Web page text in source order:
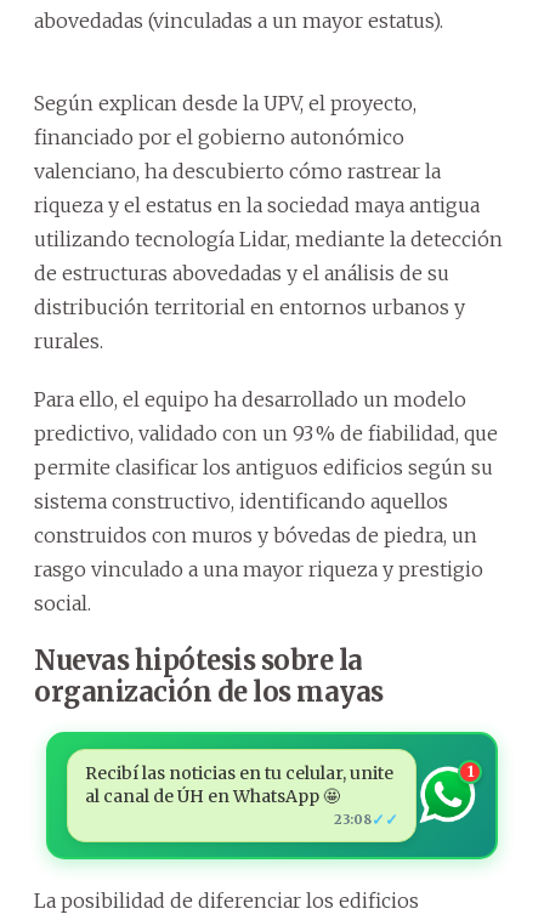
abovedadas (vinculadas a un mayor estatus).
Según explican desde la UPV, el proyecto,
financiado por el gobierno autonómico
valenciano, ha descubierto cómo rastrear la
riqueza y el estatus en la sociedad maya antigua
utilizando tecnología Lidar, mediante la detección
de estructuras abovedadas y el análisis de su
distribución territorial en entornos urbanos y
rurales.
Para ello, el equipo ha desarrollado un modelo
predictivo, validado con un 93 % de fiabilidad, que
permite clasificar los antiguos edificios según su
sistema constructivo, identificando aquellos
construidos con muros y bóvedas de piedra, un
rasgo vinculado a una mayor riqueza y prestigio
social.
Nuevas hipótesis sobre la
organización de los mayas
Recibí las noticias en tu celular, unite
al canal de ÚH en WhatsApp 🤩
23:08✓✓
1
La posibilidad de diferenciar los edificios